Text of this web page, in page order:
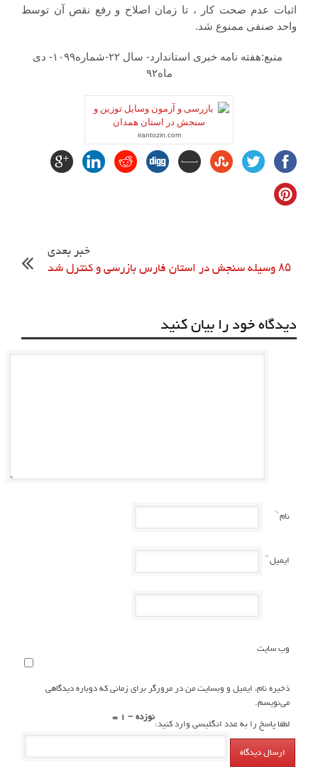
اثبات عدم صحت کار ، تا زمان اصلاح و رفع نقص آن توسط
واحد صنفی ممنوع شد.
منبع:هفته نامه خبری استاندارد- سال ۲۲-شماره۱۰۹۹- دی
ماه۹۲
irantozin.com
خبر بعدی
۸۵ وسیله سنجش در استان فارس بازرسی و کنترل شد
دیدگاه خود را بیان کنید
نام*
ایمیل*
وب سایت
ذخیره نام، ایمیل و وبسایت من در مرورگر برای زمانی که دوباره دیدگاهی
می‌نویسم.
لطفا پاسخ را به عدد انگلیسی وارد کنید:نوزده − 1 =